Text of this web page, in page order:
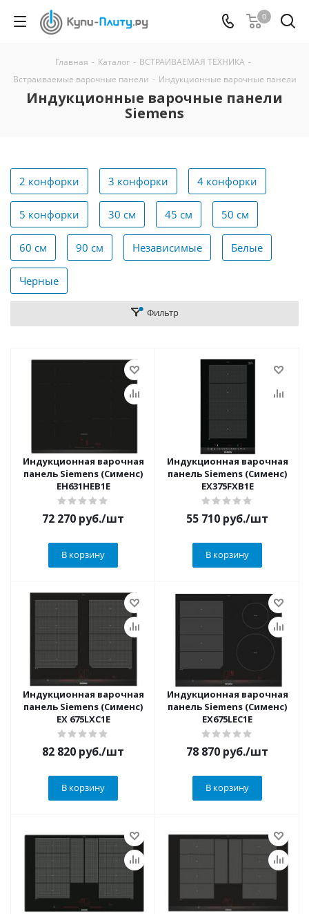
0
Главная - Каталог - ВСТРАИВАЕМАЯ ТЕХНИКА -
Встраиваемые варочные панели - Индукционные варочные панели
Индукционные варочные панели
Siemens
2 конфорки 3 конфорки 4 конфорки
5 конфорки 30 см 45 см 50 см
60 см 90 см Независимые Белые
Черные
Фильтр
Индукционная варочная
панель Siemens (Сименс)
EH631HEB1E
72 270 руб./шт
В корзину
Индукционная варочная
панель Siemens (Сименс)
EX375FXB1E
55 710 руб./шт
В корзину
Индукционная варочная
панель Siemens (Сименс)
EX 675LXC1E
82 820 руб./шт
В корзину
Индукционная варочная
панель Siemens (Сименс)
EX675LEC1E
78 870 руб./шт
В корзину